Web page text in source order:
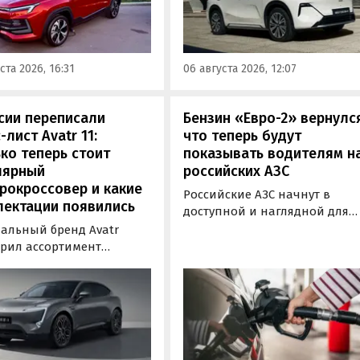
можно при покупке
автомобиля 2025 или
выпуска в период с 4
сообщили в
компании.
2026, 16:31
типа. Автомобиль оснащен
инновационной системой
названием Electric Motor
Extended Range (EM-R) и
заряжаться от 30 до 80% всего
06 августа 2026, 12:07
переписали
лист Avatr 11:
теперь стоит
и какие
появились
бренд Avatr
ассортимент
Avatr 11 в России
2026 года. Вместе с
его прайс-листа
единственное
исполнение,
Бензин «Евро-2»
что теперь будут
показывать водителям
российских АЗС
Российские АЗС начнут в
доступной и наглядной для
отпускаемого топлива. Это
позволит автовладельцам
осознанно выбрать топливо
определенного класса — от
«Евро-2» до «Евро-5»,